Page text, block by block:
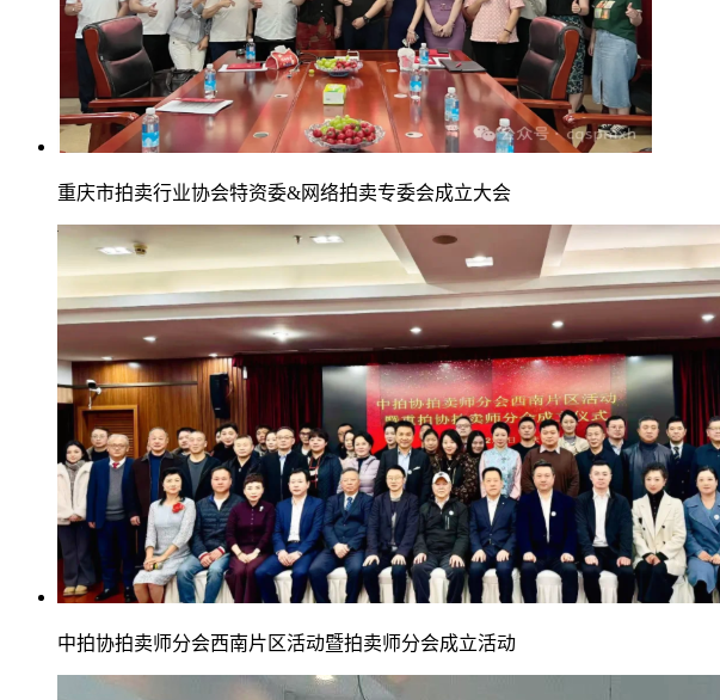
重庆市拍卖行业协会特资委&网络拍卖专委会成立大会
中拍协拍卖师分会西南片区活动暨拍卖师分会成立活动